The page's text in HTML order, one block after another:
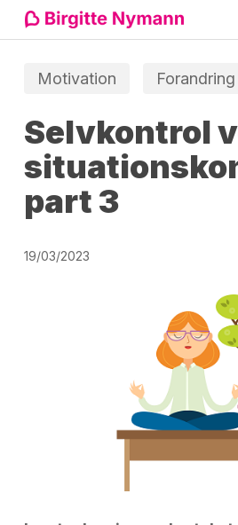
Skip
to
Motivation Forandring
Selvkontrol
part 3
19/03/2023